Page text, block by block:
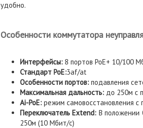
удобно.
Особенности коммутатора
Интерфейсы: 8 портов PoE+ 10/100
Стандарт PoE:3af/at
Особенности портов: подавления
Максимальная дальность: до 250м с
Ai-PoE: режим самовосстановления
ПереключательExtend: В положении
250м (10 Мбит/с)